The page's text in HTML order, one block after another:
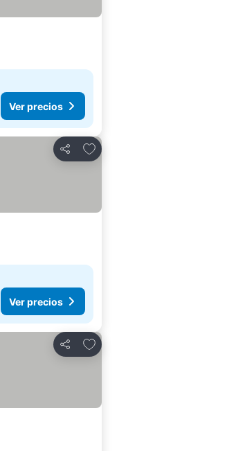
Ver precios
Compartir
Agregar a favoritos
Ver precios
Compartir
Agregar a favoritos